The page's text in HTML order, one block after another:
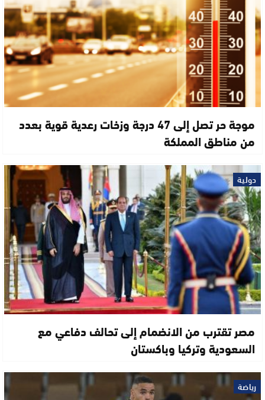
موجة حر تصل إلى 47 درجة وزخات رعدية قوية بعدد
من مناطق المملكة
دولية
مصر تقترب من الانضمام إلى تحالف دفاعي مع
السعودية وتركيا وباكستان
رياضة